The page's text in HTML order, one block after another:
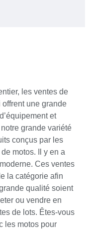
les ventes de
une grande
et
grande variété
conçus par les
motos. Il y en a
Ces ventes
la catégorie afin
qualité soient
ou vendre en
de lots. Êtes-vous
les motos pour